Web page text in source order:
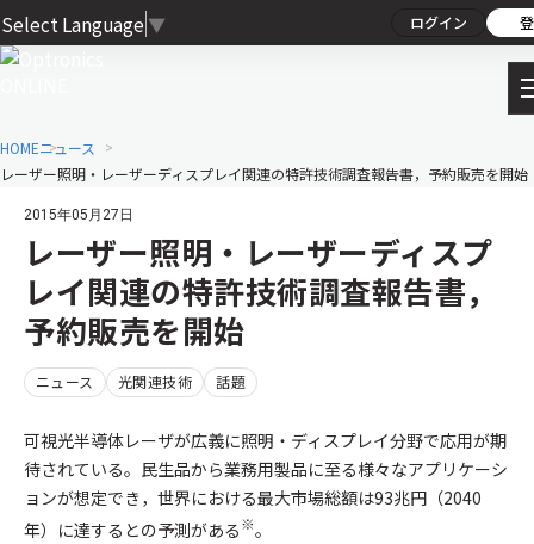
Select Language ▼ ログイン
HOMEニュース
レーザー照明・レーザーディスプレイ関連の特許技術調査報告書，予約販売を開始
2015年05月27日
レーザー照明・レーザーディスプ
レイ関連の特許技術調査報告書，
予約販売を開始
ニュース 光関連技術 話題
可視光半導体レーザが広義に照明・ディスプレイ分野で応用が期
待されている。民生品から業務用製品に至る様々なアプリケーシ
ョンが想定でき，世界における最大市場総額は93兆円（2040
年）に達するとの予測がある※。